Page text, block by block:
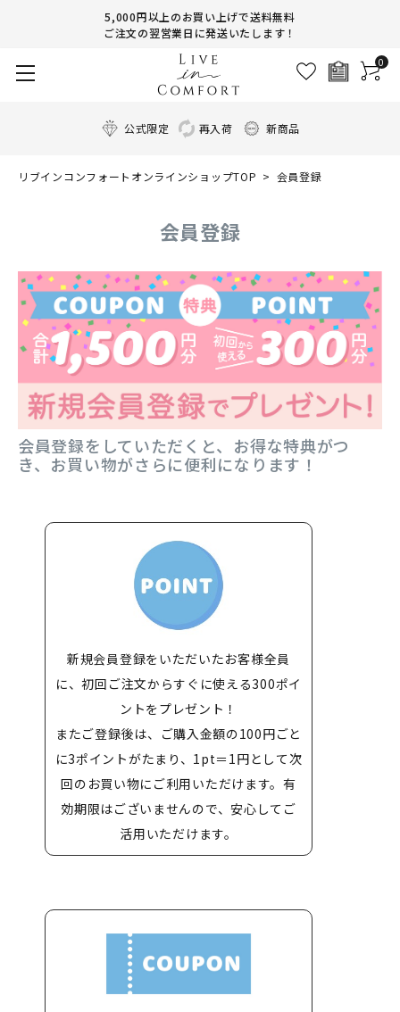
5,000円以上のお買い上げで送料無料
ご注文の翌営業日に発送いたします！
0
公式限定 再入荷 新商品
リブインコンフォートオンラインショップTOP 会員登録
会員登録
会員登録をしていただくと、お得な特典がつ
き、お買い物がさらに便利になります！
新規会員登録をいただいたお客様全員
に、初回ご注文からすぐに使える300ポイ
ントをプレゼント！
またご登録後は、ご購入金額の100円ごと
に3ポイントがたまり、1pt＝1円として次
回のお買い物にご利用いただけます。有
効期限はございませんので、安心してご
活用いただけます。